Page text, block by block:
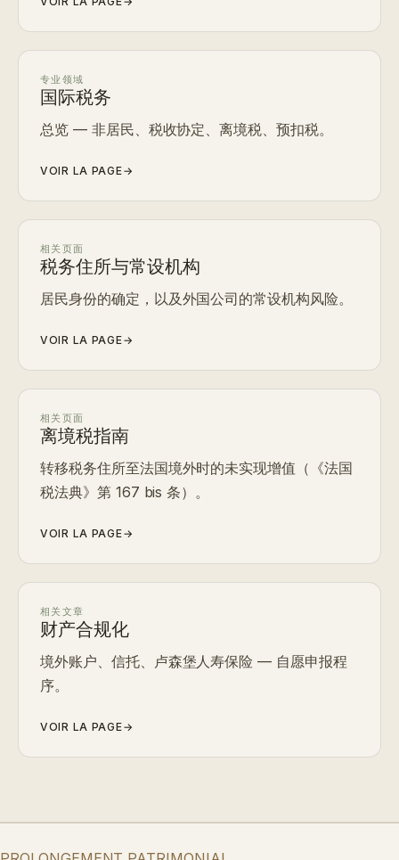
专业领域
国际税务
总览 — 非居民、税收协定、离境税、预扣税。
VOIR LA PAGE→
相关页面
税务住所与常设机构
居民身份的确定，以及外国公司的常设机构风险。
VOIR LA PAGE→
相关页面
离境税指南
转移税务住所至法国境外时的未实现增值（《法国
税法典》第 167 bis 条）。
VOIR LA PAGE→
相关文章
财产合规化
境外账户、信托、卢森堡人寿保险 — 自愿申报程
序。
VOIR LA PAGE→